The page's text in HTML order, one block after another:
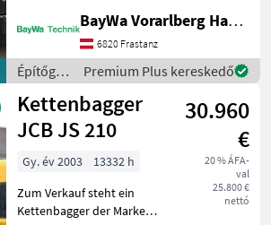
R 24 A580 Alliance *
Joystickbedienung mit 1 x
dw vorne * Kabine mit
Heizung un
BayWa Vorarlberg HandelsGmbH BayWa Technik
6820 Frastanz
Építőgépek
/ JCB
Premium Plus kereskedő
Kettenbagger
JCB JS 210
30.960
€
20 % ÁFA-
val
25.800 €
nettó
Gy. év 2003
13332 h
Zum Verkauf steht ein
Kettenbagger der Marke